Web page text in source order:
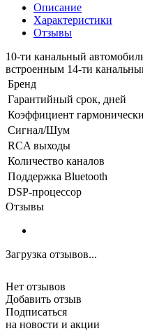
Описание
Характеристики
Отзывы
10-ти канальный
встроенным 14-ти
Бренд
Гарантийный срок, дней
Коэффициент
Сигнал/Шум
RCA выходы
Количество каналов
Поддержка Bluetooth
DSP-процессор
Отзывы
Загрузка отзывов...
Нет отзывов
Добавить отзыв
Подписаться
на новости и акции